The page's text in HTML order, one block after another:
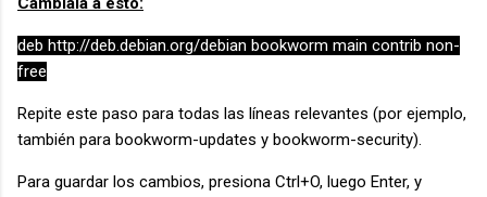
deb http://deb.debian.org/debian bookworm main contrib non-
free
Repite este paso para todas las líneas relevantes (por ejemplo,
también para bookworm-updates y bookworm-security).
Para guardar los cambios, presiona Ctrl+O, luego Enter, y